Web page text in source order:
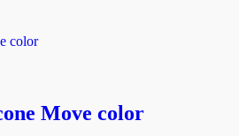
Move color